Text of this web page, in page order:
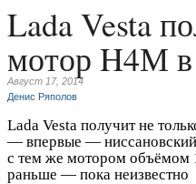
Lada Vesta
мотор H4М в
Август 17, 2014
Денис Ряполов
Lada Vesta получит не
— впервые —
с тем же мотором объёмом
раньше — пока неизвестно